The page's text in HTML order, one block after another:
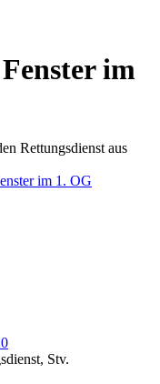
im
Rettungsdienst aus
Stv.